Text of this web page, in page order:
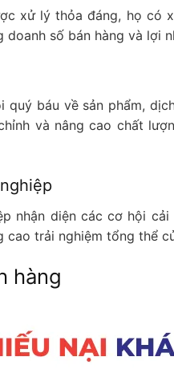
xử lý thỏa đáng, họ có
số bán hàng và lợi
quý báu về sản phẩm,
và nâng cao chất
nhận diện các cơ hội
trải nghiệm tổng thể
hàng